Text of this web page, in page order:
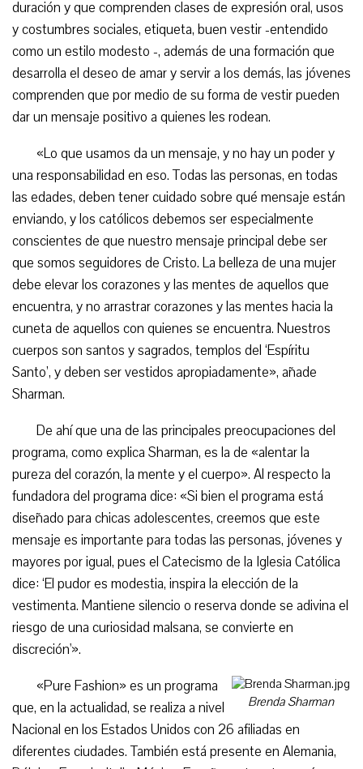
duración y que comprenden clases de expresión oral, usos
y costumbres sociales, etiqueta, buen vestir -entendido
como un estilo modesto -, además de una formación que
desarrolla el deseo de amar y servir a los demás, las jóvenes
comprenden que por medio de su forma de vestir pueden
dar un mensaje positivo a quienes les rodean.
«Lo que usamos da un mensaje, y no hay un poder y
una responsabilidad en eso. Todas las personas, en todas
las edades, deben tener cuidado sobre qué mensaje están
enviando, y los católicos debemos ser especialmente
conscientes de que nuestro mensaje principal debe ser
que somos seguidores de Cristo. La belleza de una mujer
debe elevar los corazones y las mentes de aquellos que
encuentra, y no arrastrar corazones y las mentes hacia la
cuneta de aquellos con quienes se encuentra. Nuestros
cuerpos son santos y sagrados, templos del ‘Espíritu
Santo’, y deben ser vestidos apropiadamente», añade
Sharman.
De ahí que una de las principales preocupaciones del
programa, como explica Sharman, es la de «alentar la
pureza del corazón, la mente y el cuerpo». Al respecto la
fundadora del programa dice: «Si bien el programa está
diseñado para chicas adolescentes, creemos que este
mensaje es importante para todas las personas, jóvenes y
mayores por igual, pues el Catecismo de la Iglesia Católica
dice: ‘El pudor es modestia, inspira la elección de la
vestimenta. Mantiene silencio o reserva donde se adivina el
riesgo de una curiosidad malsana, se convierte en
discreción'».
Brenda Sharman
«Pure Fashion» es un programa
que, en la actualidad, se realiza a nivel
Nacional en los Estados Unidos con 26 afiliadas en
diferentes ciudades. También está presente en Alemania,